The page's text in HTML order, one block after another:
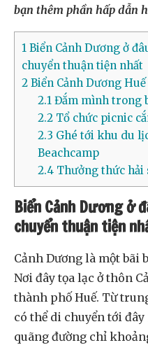
bạn thêm phần hấp dẫn
1 Biển Cảnh Dương ở
chuyển thuận tiện nhất
2 Biển Cảnh Dương Huế
2.1Đắm mình trong
2.2Tổ chức picnic
2.3 Ghé tới khu du
Beachcamp
2.4Thưởng thức hải
Biển Cảnh Dương ở
chuyển thuận tiện
Cảnh Dương là một bãi
Nơi đây tọa lạc ở thôn
thành phố Huế. Từ
có thể di chuyển tới
quãng đường chỉ